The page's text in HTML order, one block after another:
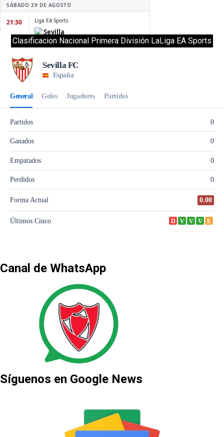
Clasificacion Nacional Primera División LaLiga EA Sports
Canal de WhatsApp
Síguenos en Google News